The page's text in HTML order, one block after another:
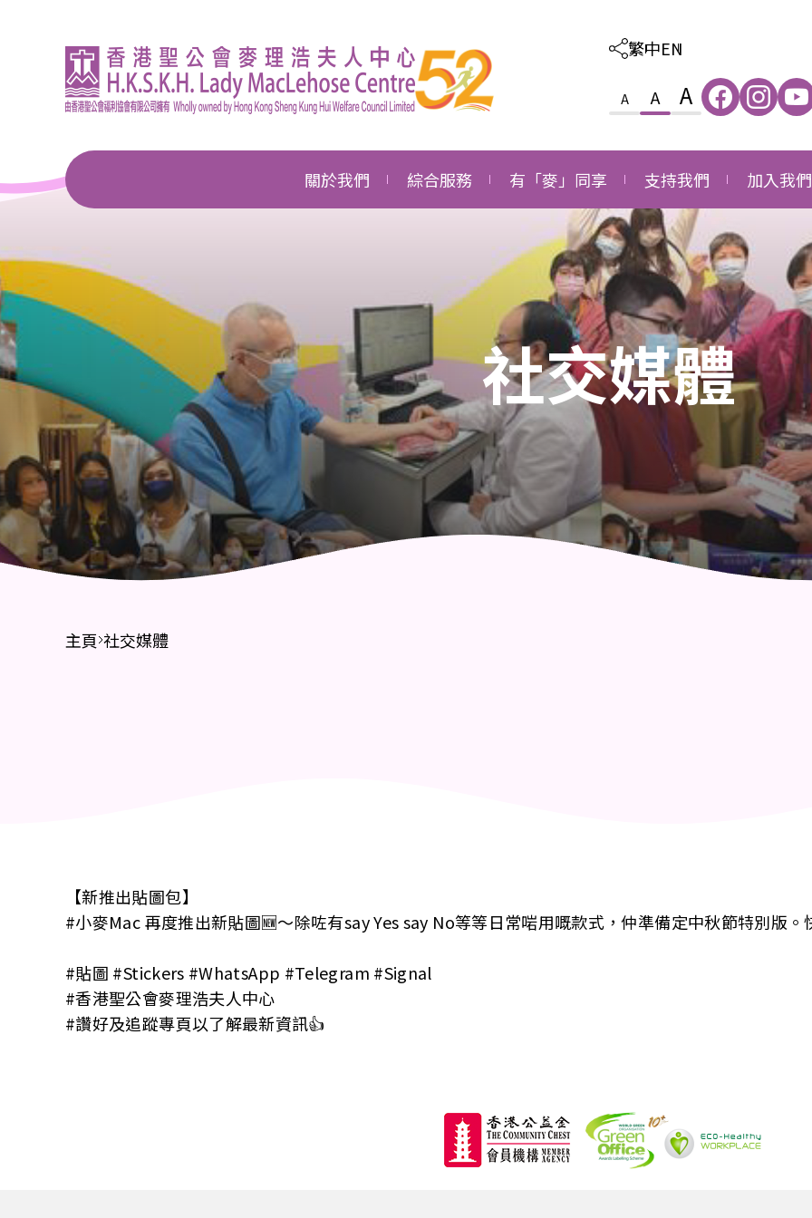
繁中EN
A A A
關於我們
機構簡介
獎項及殊榮
新聞中心
財務報告
綜合服務
照顧及教育綜合服務
家庭及社區綜合服務
就業發展綜合服務
長者社區支援綜合服務
長者社區照顧綜合服務
社區健康綜合服務
有「麥」同享
感恩
成長
同行
支持我們
外購服務
捐款支持
成為義工
成為企業伙伴
鳴謝
加入我們
職位空缺
職位申請
社交媒體
主頁 社交媒體
【新推出貼圖包】
#小麥Mac 再度推出新貼圖🆕～除咗有say Yes say No等等日常啱用嘅款式，仲準備定中秋節特別
#貼圖 #Stickers #WhatsApp #Telegram #Signal
#香港聖公會麥理浩夫人中心
#讚好及追蹤專頁以了解最新資訊👍